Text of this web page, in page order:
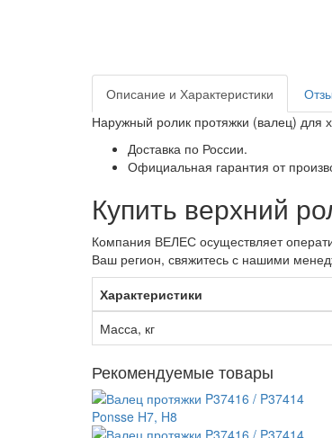
Описание и Характеристики
Наружный ролик протяжки (валец) для
Доставка по России.
Официальная гарантия от
Купить верхний
Компания ВЕЛЕС осуществляет
Ваш регион, свяжитесь с нашими
Характеристики
Масса, кг
Рекомендуемые товары